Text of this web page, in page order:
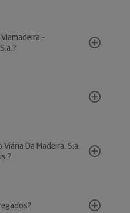
-
Da Madeira, S.a.
?